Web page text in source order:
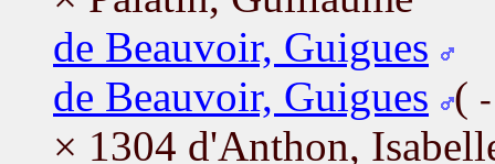
de Beauvoir, Guigues
de Beauvoir, Guigues (
× 1304 d'Anthon,